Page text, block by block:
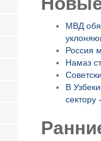
МВД
Россия
Намаз
В
сектору -